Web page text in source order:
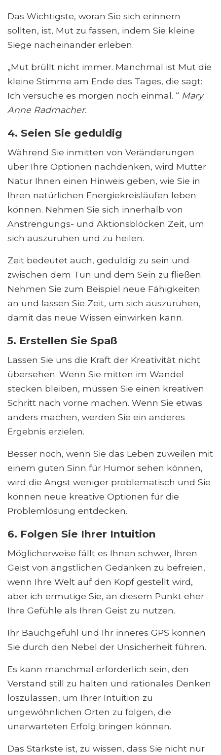
Das Wichtigste, woran Sie sich erinnern
sollten, ist, Mut zu fassen, indem Sie kleine
Siege nacheinander erleben.
„Mut brüllt nicht immer. Manchmal ist Mut die
kleine Stimme am Ende des Tages, die sagt:
Ich versuche es morgen noch einmal. “ Mary
Anne Radmacher.
4. Seien Sie geduldig
Während Sie inmitten von Veränderungen
über Ihre Optionen nachdenken, wird Mutter
Natur Ihnen einen Hinweis geben, wie Sie in
Ihren natürlichen Energiekreisläufen leben
können. Nehmen Sie sich innerhalb von
Anstrengungs- und Aktionsblöcken Zeit, um
sich auszuruhen und zu heilen.
Zeit bedeutet auch, geduldig zu sein und
zwischen dem Tun und dem Sein zu fließen.
Nehmen Sie zum Beispiel neue Fähigkeiten
an und lassen Sie Zeit, um sich auszuruhen,
damit das neue Wissen einwirken kann.
5. Erstellen Sie Spaß
Lassen Sie uns die Kraft der Kreativität nicht
übersehen. Wenn Sie mitten im Wandel
stecken bleiben, müssen Sie einen kreativen
Schritt nach vorne machen. Wenn Sie etwas
anders machen, werden Sie ein anderes
Ergebnis erzielen.
Besser noch, wenn Sie das Leben zuweilen mit
einem guten Sinn für Humor sehen können,
wird die Angst weniger problematisch und Sie
können neue kreative Optionen für die
Problemlösung entdecken.
6. Folgen Sie Ihrer Intuition
Möglicherweise fällt es Ihnen schwer, Ihren
Geist von ängstlichen Gedanken zu befreien,
wenn Ihre Welt auf den Kopf gestellt wird,
aber ich ermutige Sie, an diesem Punkt eher
Ihre Gefühle als Ihren Geist zu nutzen.
Ihr Bauchgefühl und Ihr inneres GPS können
Sie durch den Nebel der Unsicherheit führen.
Es kann manchmal erforderlich sein, den
Verstand still zu halten und rationales Denken
loszulassen, um Ihrer Intuition zu
ungewöhnlichen Orten zu folgen, die
unerwarteten Erfolg bringen können.
Das Stärkste ist, zu wissen, dass Sie nicht nur